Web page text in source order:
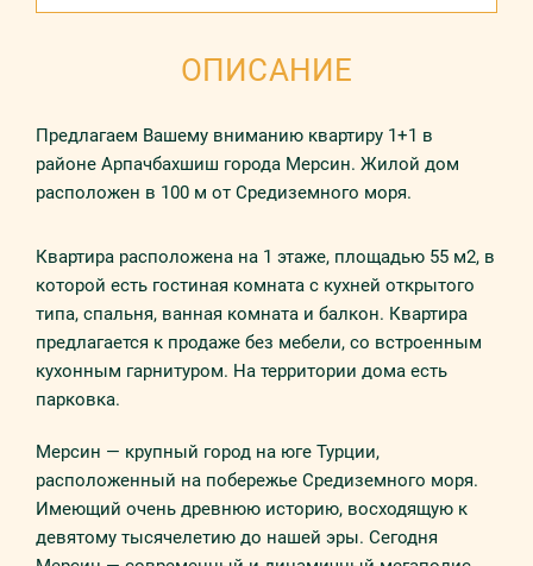
ОПИСАНИЕ
Предлагаем Вашему вниманию квартиру 1+1 в
районе Арпачбахшиш города Мерсин. Жилой дом
расположен в 100 м от Средиземного моря.
Квартира расположена на 1 этаже, площадью 55 м2, в
которой есть гостиная комната с кухней открытого
типа, спальня, ванная комната и балкон. Квартира
предлагается к продаже без мебели, со встроенным
кухонным гарнитуром. На территории дома есть
парковка.
Мерсин — крупный город на юге Турции,
расположенный на побережье Средиземного моря.
Имеющий очень древнюю историю, восходящую к
девятому тысячелетию до нашей эры. Сегодня